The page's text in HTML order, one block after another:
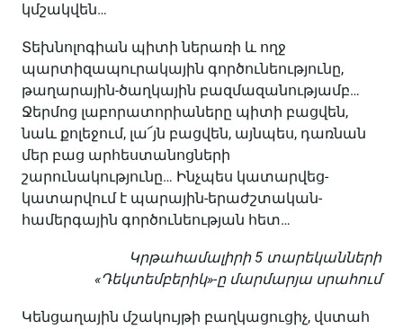
կմշակվեն…
Տեխնոլոգիան պիտի ներառի և ողջ
պարտիզապուրակային գործունեությունը,
թաղարային-ծաղկային բազմազանությամբ…
Ջերմոց լաբորատորիաները պիտի բացվեն,
նաև քոլեջում, լա՜յն բացվեն, այնպես, դառնան
մեր բաց արհեստանոցների
շարունակությունը… Ինչպես կատարվեց-
կատարվում է պարային-երաժշտական-
համերգային գործունեության հետ…
Կրթահամալիրի 5 տարեկանների
«Դեկտեմբերիկ»-ը մարմարյա սրահում
Կենցաղային մշակույթի բաղկացուցիչ, վստահ